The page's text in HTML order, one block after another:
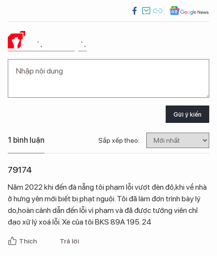
Ý KIẾN CỦA BẠN
Gửi ý kiến
1 bình luận Sắp xếp theo:
79174
Năm 2022 khi đến đà nẵng tôi phạm lỗi vượt đèn đỏ,khi về nhà
ở hưng yên mới biết bị phạt nguội. Tôi đã làm đơn trình bày lý
do,hoàn cảnh dẫn đến lỗi vì phạm và đã được tướng viên chỉ
đạo xử lý xoá lỗi. Xe của tôi BKS 89A 195. 24
Thích Trả lời